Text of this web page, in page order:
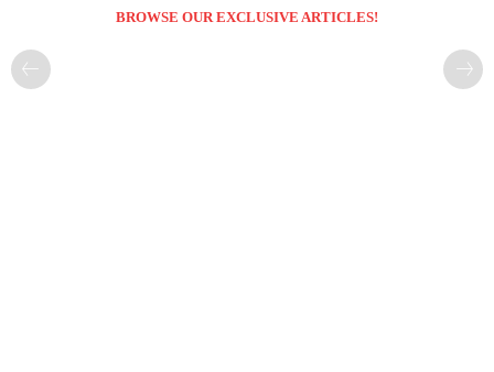
BROWSE OUR EXCLUSIVE ARTICLES!